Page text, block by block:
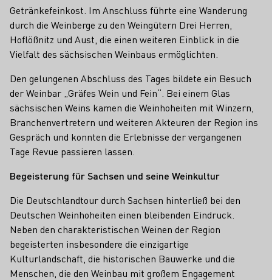
Getränkefeinkost. Im Anschluss führte eine Wanderung
durch die Weinberge zu den Weingütern Drei Herren,
Hoflößnitz und Aust, die einen weiteren Einblick in die
Vielfalt des sächsischen Weinbaus ermöglichten.
Den gelungenen Abschluss des Tages bildete ein Besuch
der Weinbar „Gräfes Wein und Fein“. Bei einem Glas
sächsischen Weins kamen die Weinhoheiten mit Winzern,
Branchenvertretern und weiteren Akteuren der Region ins
Gespräch und konnten die Erlebnisse der vergangenen
Tage Revue passieren lassen.
Begeisterung für Sachsen und seine Weinkultur
Die Deutschlandtour durch Sachsen hinterließ bei den
Deutschen Weinhoheiten einen bleibenden Eindruck.
Neben den charakteristischen Weinen der Region
begeisterten insbesondere die einzigartige
Kulturlandschaft, die historischen Bauwerke und die
Menschen, die den Weinbau mit großem Engagement